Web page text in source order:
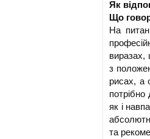
Як
Що
На
виразах,
з
рисах, а
як і
та